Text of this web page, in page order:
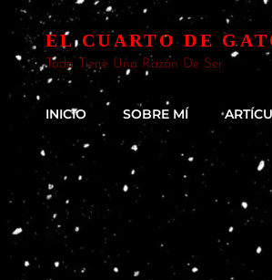
EL CUARTO DE
Todo Tiene Una Razón De Ser
INICIO SOBRE MÍ